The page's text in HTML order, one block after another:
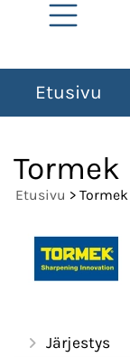
Etusivu
Tormek
Etusivu > Tormek
Järjestys